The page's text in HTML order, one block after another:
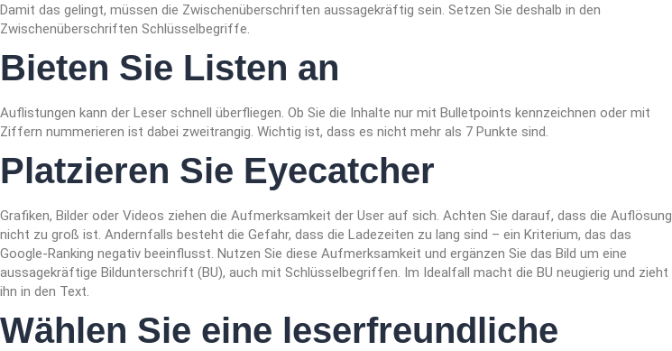
Damit das gelingt, müssen die Zwischenüberschriften aussagekräftig sein. Setzen Sie deshalb in den
Zwischenüberschriften Schlüsselbegriffe.
Bieten Sie Listen an
Auflistungen kann der Leser schnell überfliegen. Ob Sie die Inhalte nur mit Bulletpoints kennzeichnen oder mit
Ziffern nummerieren ist dabei zweitrangig. Wichtig ist, dass es nicht mehr als 7 Punkte sind.
Platzieren Sie Eyecatcher
Grafiken, Bilder oder Videos ziehen die Aufmerksamkeit der User auf sich. Achten Sie darauf, dass die Auflösung
nicht zu groß ist. Andernfalls besteht die Gefahr, dass die Ladezeiten zu lang sind – ein Kriterium, das das
Google-Ranking negativ beeinflusst. Nutzen Sie diese Aufmerksamkeit und ergänzen Sie das Bild um eine
aussagekräftige Bildunterschrift (BU), auch mit Schlüsselbegriffen. Im Idealfall macht die BU neugierig und zieht
ihn in den Text.
Wählen Sie eine leserfreundliche